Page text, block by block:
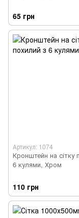
65 грн
Артикул: 1074
Кронштейн на сітку
6 кулями, Хром
110 грн